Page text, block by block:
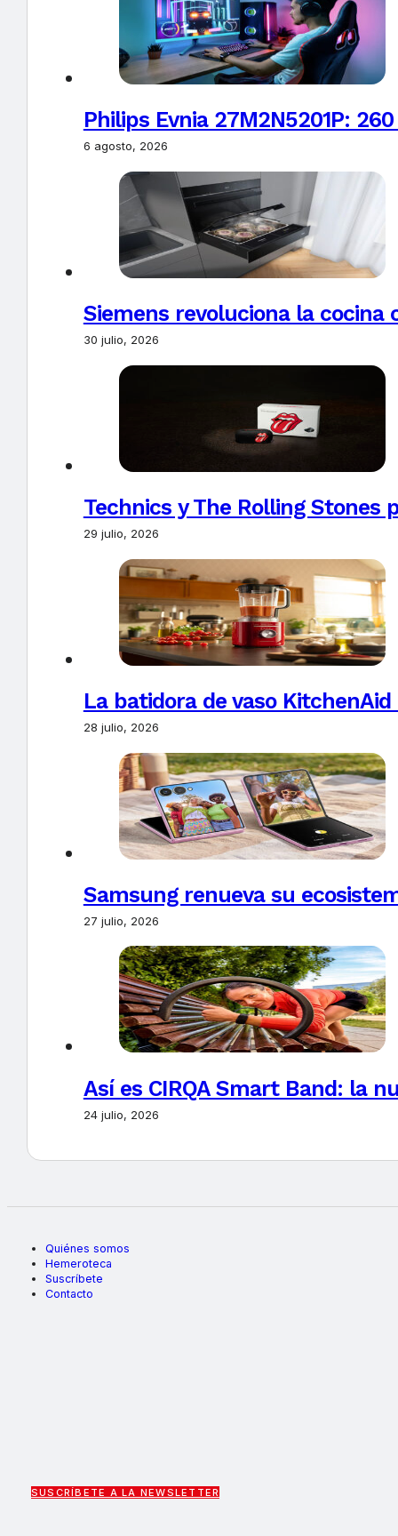
Philips Evnia 27M2N5201P:
6 agosto, 2026
Siemens revoluciona la
30 julio, 2026
Technics y The Rolling Stones
29 julio, 2026
La batidora de vaso
28 julio, 2026
Samsung renueva su
27 julio, 2026
Así es CIRQA Smart Band: la
24 julio, 2026
Quiénes somos
Hemeroteca
Suscríbete
Contacto
SUSCRÍBETE A LA NEWSLETTER